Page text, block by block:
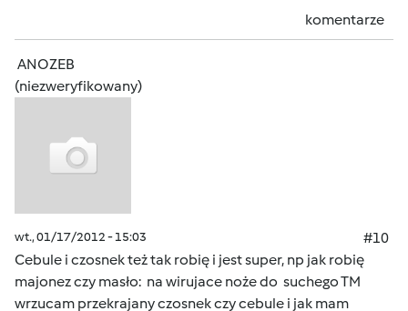
komentarze
ANOZEB
(niezweryfikowany)
wt., 01/17/2012 - 15:03
#10
Cebule i czosnek też tak robię i jest super, np jak robię
majonez czy masło: na wirujace noże do suchego TM
wrzucam przekrajany czosnek czy cebule i jak mam